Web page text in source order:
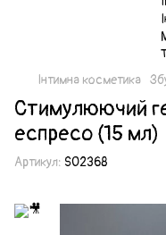
Інтимна косметика
Стимулюючий
еспресо (15 мл)
Артикул: SO2368